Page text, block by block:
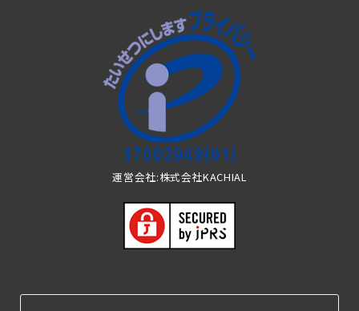
運営会社:株式会社KACHIAL